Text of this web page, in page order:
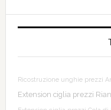
Ricostruzione unghie prezzi
Extension ciglia prezzi